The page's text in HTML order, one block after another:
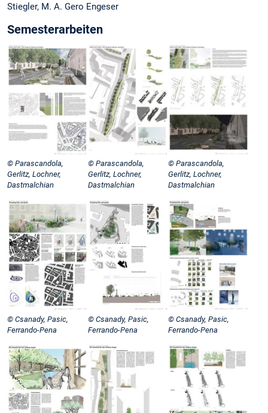
Stiegler, M. A. Gero Engeser
Semesterarbeiten
© Parascandola,
Gerlitz, Lochner,
Dastmalchian
© Parascandola,
Gerlitz, Lochner,
Dastmalchian
© Parascandola,
Gerlitz, Lochner,
Dastmalchian
© Csanady, Pasic,
Ferrando-Pena
© Csanady, Pasic,
Ferrando-Pena
© Csanady, Pasic,
Ferrando-Pena